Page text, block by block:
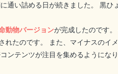
い詰める日が続きました。 黒
動物バージョンが完成したのです
たのです。 また、マイナスのイ
テンツが注目を集めるようになり